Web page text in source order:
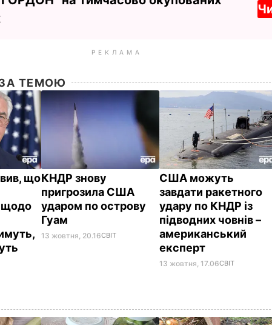
РЕКЛАМА
ТЕМОЮ
щоКНДР знову
пригрозила США
ударом по острову
Гуам
13 жовтня, 20.16СВІТ
США можуть
завдати ракетного
удару по КНДР із
підводних човнів –
американський
експерт
13 жовтня, 17.06СВІТ